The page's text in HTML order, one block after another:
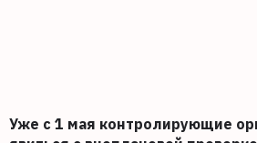
Уже с 1 мая контролирующие